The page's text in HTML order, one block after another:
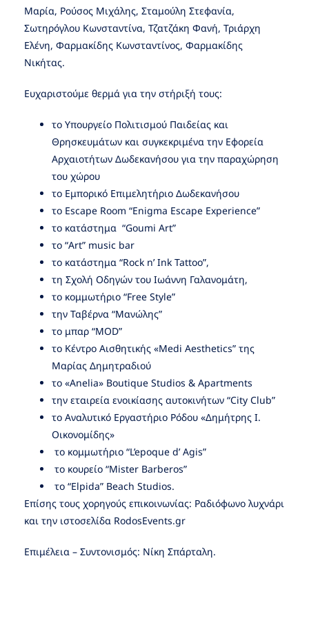
Μαρία, Ρούσος Μιχάλης, Σταμούλη Στεφανία,
Σωτηρόγλου Κωνσταντίνα, Τζατζάκη Φανή, Τριάρχη
Ελένη, Φαρμακίδης Κωνσταντίνος, Φαρμακίδης
Νικήτας.
Ευχαριστούμε θερμά για την στήριξή τους:
το Υπουργείο Πολιτισμού Παιδείας και
Θρησκευμάτων και συγκεκριμένα την Εφορεία
Αρχαιοτήτων Δωδεκανήσου για την παραχώρηση
του χώρου
το Εμπορικό Επιμελητήριο Δωδεκανήσου
το Escape Room “Enigma Escape Experience”
το κατάστημα “Goumi Art”
το “Art” music bar
τo κατάστημα “Rock n’ Ink Tattoo”,
τη Σχολή Οδηγών του Ιωάννη Γαλανομάτη,
το κομμωτήριο “Free Style”
την Ταβέρνα “Μανώλης”
το μπαρ “MOD”
το Κέντρο Αισθητικής «Medi Aesthetics” της
Μαρίας Δημητραδιού
το «Anelia» Boutique Studios & Apartments
την εταιρεία ενοικίασης αυτοκινήτων “City Club”
το Αναλυτικό Εργαστήριο Ρόδου «Δημήτρης Ι.
Οικονομίδης»
το κομμωτήριο “L’epoque d’ Agis”
το κουρείο “Mister Barberos”
το “Elpida” Beach Studios.
Επίσης τους χορηγούς επικοινωνίας: Ραδιόφωνο λυχνάρι
και την ιστοσελίδα RodosEvents.gr
Επιμέλεια – Συντονισμός: Νίκη Σπάρταλη.